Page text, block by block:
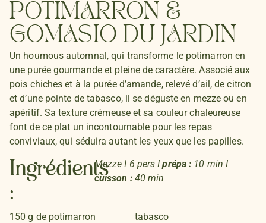
POTIMARRON &
GOMASIO DU JARDIN
Un houmous automnal, qui transforme le potimarron en
une purée gourmande et pleine de caractère. Associé aux
pois chiches et à la purée d’amande, relevé d’ail, de citron
et d’une pointe de tabasco, il se déguste en mezze ou en
apéritif. Sa texture crémeuse et sa couleur chaleureuse
font de ce plat un incontournable pour les repas
conviviaux, qui séduira autant les yeux que les papilles.
Ingrédients
:
Mezze I 6 pers I prépa : 10 min I
cuisson :40 min
150 g de potimarron
tabasco